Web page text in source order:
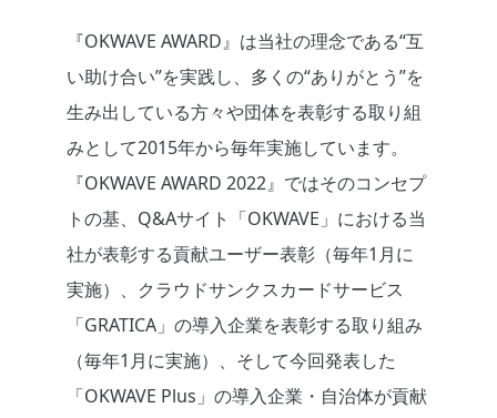
『OKWAVE AWARD』は当社の理念である“互
い助け合い”を実践し、多くの“ありがとう”を
生み出している方々や団体を表彰する取り組
みとして2015年から毎年実施しています。
『OKWAVE AWARD 2022』ではそのコンセプ
トの基、Q&Aサイト「OKWAVE」における当
社が表彰する貢献ユーザー表彰（毎年1月に
実施）、クラウドサンクスカードサービス
「GRATICA」の導入企業を表彰する取り組み
（毎年1月に実施）、そして今回発表した
「OKWAVE Plus」の導入企業・自治体が貢献